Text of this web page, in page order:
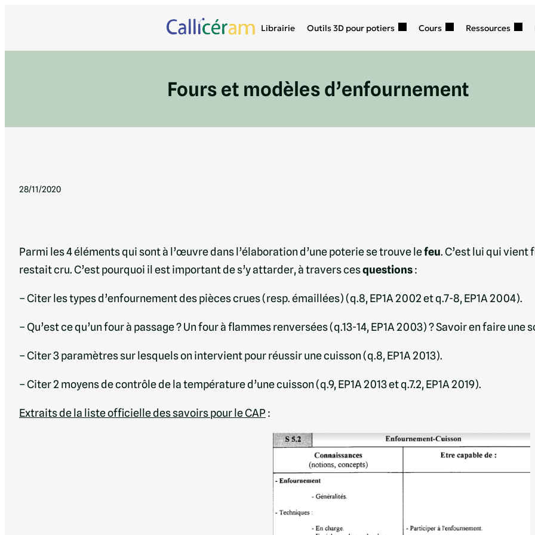
Librairie Outils 3D pour potiers Cours Ressources
Fours et modèles d’enfournement
28/11/2020
Parmi les 4 éléments qui sont à l’œuvre dans l’élaboration d’une poterie se trouve lefeu. C’est lui qui vient
restait cru. C’est pourquoi il est important de s’y attarder, à travers cesquestions:
– Citer les types d’enfournement des pièces crues (resp. émaillées) (q.8, EP1A 2002 et q.7-8, EP1A 2004).
– Qu’est ce qu’un four à passage ? Un four à flammes renversées (q.13-14, EP1A 2003) ? Savoir en faire une
– Citer 3 paramètres sur lesquels on intervient pour réussir une cuisson (q.8, EP1A 2013).
– Citer 2 moyens de contrôle de la température d’une cuisson (q.9, EP1A 2013 et q.7.2, EP1A 2019).
Extraits de la liste officielle des savoirs pour le CAP :